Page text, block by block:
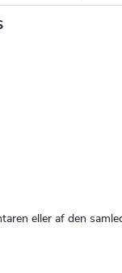
eller af den